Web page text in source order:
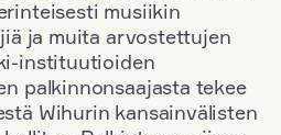
musiikin
ja muita arvostettujen
instituutioiden
palkinnonsaajasta tekee
Wihurin kansainvälisten